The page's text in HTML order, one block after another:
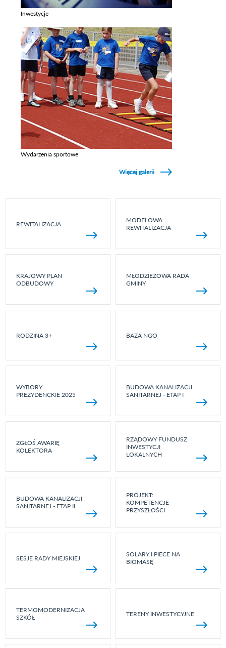
Inwestycje
Wydarzenia sportowe
Więcej galerii
REWITALIZACJA
MODELOWA
REWITALIZACJA
KRAJOWY PLAN
ODBUDOWY
MŁODZIEŻOWA RADA
GMINY
RODZINA 3+ BAZA NGO
WYBORY
PREZYDENCKIE 2025
BUDOWA KANALIZACJI
SANITARNEJ - ETAP I
ZGŁOŚ AWARIĘ
KOLEKTORA
RZĄDOWY FUNDUSZ
INWESTYCJI
LOKALNYCH
BUDOWA KANALIZACJI
SANITARNEJ - ETAP II
PROJEKT:
KOMPETENCJE
PRZYSZŁOŚCI
SESJE RADY MIEJSKIEJ
SOLARY I PIECE NA
BIOMASĘ
TERMOMODERNIZACJA
SZKÓŁ
TERENY INWESTYCYJNE